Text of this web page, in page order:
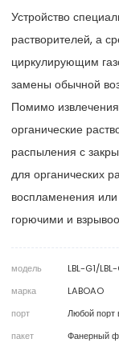
Устройство
растворителей, а
циркулирующим
замены обычной
Помимо
органические
распыления с
для органических
воспламенения
горючими и
модель
LBL-G1/
марка
LABOAO
порт
Любой порт
пакет
Фанерный